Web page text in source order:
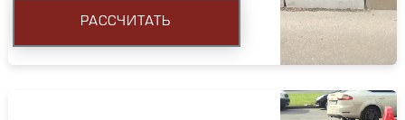
РАССЧИТАТЬ